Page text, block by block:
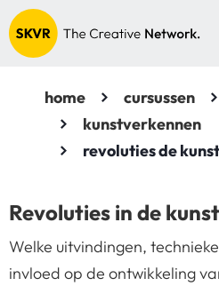
home cursussen
kunstverkennen
revoluties de
Revoluties in de
Welke uitvindingen,
invloed op de ontwikkeling